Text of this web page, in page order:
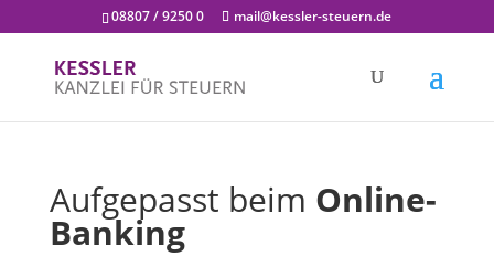
08807 / 9250 0 mail@kessler-steuern.de
Aufgepasst beim Online-
Banking